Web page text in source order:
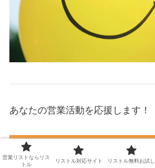
あなたの営業活動を応援します！
営業リストならリス
トル
リストル対応サイト リストル無料お試し